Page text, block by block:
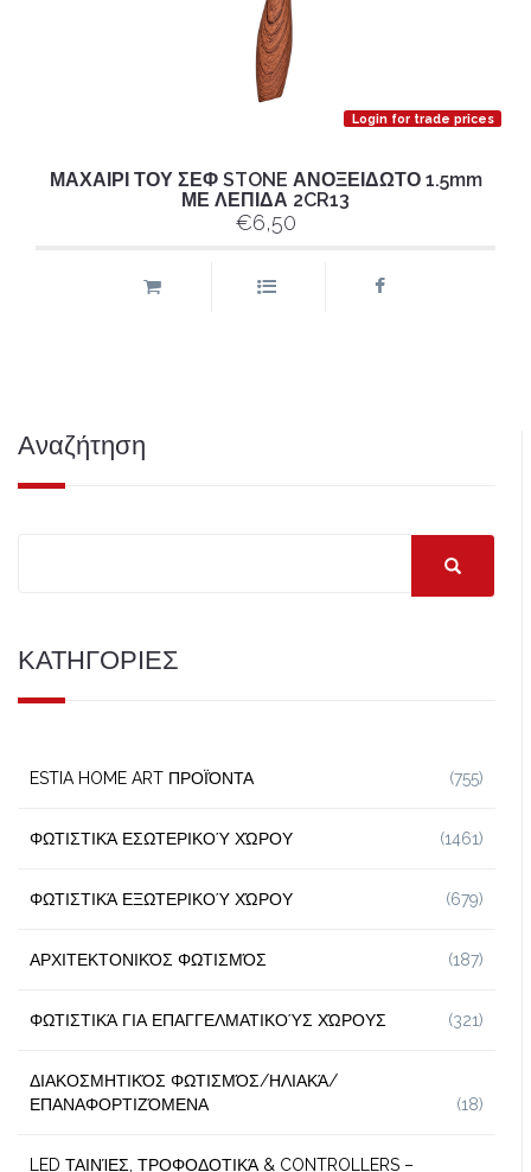
Login for trade prices
ΜΑΧΑΙΡΙ ΤΟΥ ΣΕΦ STONE ΑΝΟΞΕΙΔΩΤΟ 1.5mm
ΜΕ ΛΕΠΙΔΑ 2CR13
€6,50
Αναζήτηση
ΚΑΤΗΓΟΡΙΕΣ
ESTIA HOME ART ΠΡΟΪΌΝΤΑ (755)
ΦΩΤΙΣΤΙΚΆ ΕΣΩΤΕΡΙΚΟΎ ΧΏΡΟΥ (1461)
ΦΩΤΙΣΤΙΚΆ ΕΞΩΤΕΡΙΚΟΎ ΧΏΡΟΥ (679)
ΑΡΧΙΤΕΚΤΟΝΙΚΌΣ ΦΩΤΙΣΜΌΣ (187)
ΦΩΤΙΣΤΙΚΆ ΓΙΑ ΕΠΑΓΓΕΛΜΑΤΙΚΟΎΣ ΧΏΡΟΥΣ (321)
ΔΙΑΚΟΣΜΗΤΙΚΌΣ ΦΩΤΙΣΜΌΣ/ΗΛΙΑΚΆ/
ΕΠΑΝΑΦΟΡΤΙΖΌΜΕΝΑ
(18)
LED ΤΑΙΝΊΕΣ, ΤΡΟΦΟΔΟΤΙΚΆ & CONTROLLERS –